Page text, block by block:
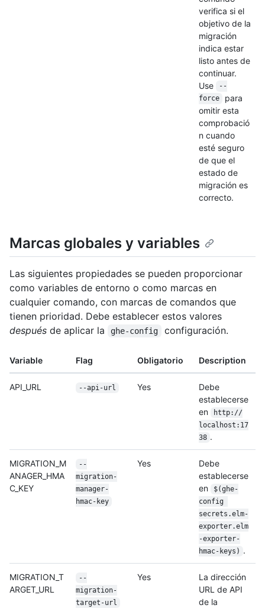
verifica si el
objetivo de la
migración
indica estar
listo antes de
continuar.
Use
--
force
para
omitir esta
comprobació
n cuando
esté seguro
de que el
estado de
migración es
correcto.
Marcas globales y variables
Las siguientes propiedades se pueden proporcionar
como variables de entorno o como marcas en
cualquier comando, con marcas de comandos que
tienen prioridad. Debe establecer estos valores
después de aplicar la ghe-config configuración.
Variable Flag Obligatorio Description
API_URL --api-url Yes
Debe
establecerse
en
http://
localhost:17
38 .
MIGRATION_M
ANAGER_HMA
C_KEY
--
migration-
manager-
hmac-key
Yes
Debe
establecerse
en
$(ghe-
config
secrets.elm-
exporter.elm
-exporter-
hmac-keys) .
MIGRATION_T
ARGET_URL
--
migration-
target-url
Yes
La dirección
URL de API
de la